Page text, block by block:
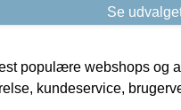
Se
populære webshops og
kundeservice,